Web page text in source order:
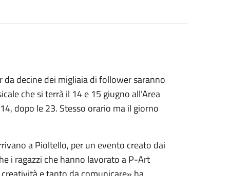
decine dei migliaia di follower saranno
che si terrà il 14 e 15 giugno all’Area
dopo le 23. Stesso orario ma il giorno
a Pioltello, per un evento creato dai
i ragazzi che hanno lavorato a P-Art